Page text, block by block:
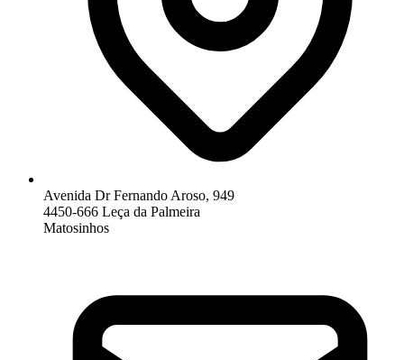
Avenida Dr Fernando Aroso, 949
4450-666 Leça da Palmeira
Matosinhos